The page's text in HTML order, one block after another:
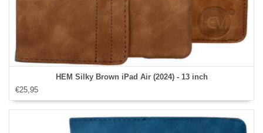
HEM Silky Brown iPad Air (2024) - 13 inch
€25,95